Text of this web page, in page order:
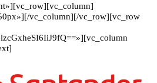
vc_column][/vc_row][vc_row